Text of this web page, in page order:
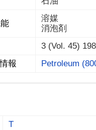
溶媒
消泡剤
3 (Vol. 45)
報
Petroleum
T